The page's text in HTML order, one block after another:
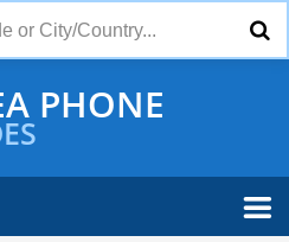
PHONE